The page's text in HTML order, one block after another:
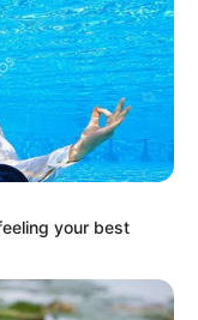
your best